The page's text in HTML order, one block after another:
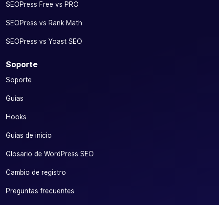
SEOPress Free vs PRO
SEOPress vs Rank Math
SEOPress vs Yoast SEO
Soporte
Soporte
Guías
Hooks
Guías de inicio
Glosario de WordPress SEO
Cambio de registro
Preguntas frecuentes